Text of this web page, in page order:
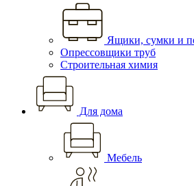
Ящики, сумки и
Опрессовщики труб
Строительная химия
Для дома
Мебель